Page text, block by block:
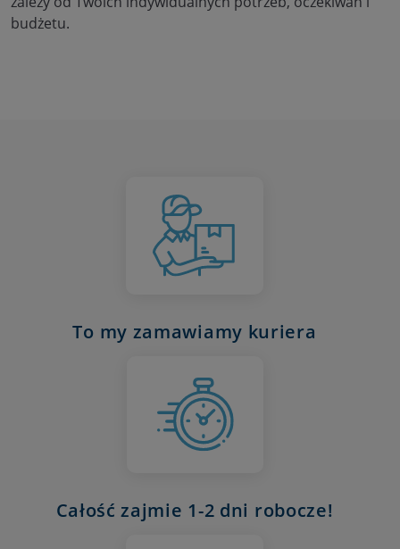
budżetu.
To my zamawiamy kuriera
Całość zajmie 1-2 dni robocze!